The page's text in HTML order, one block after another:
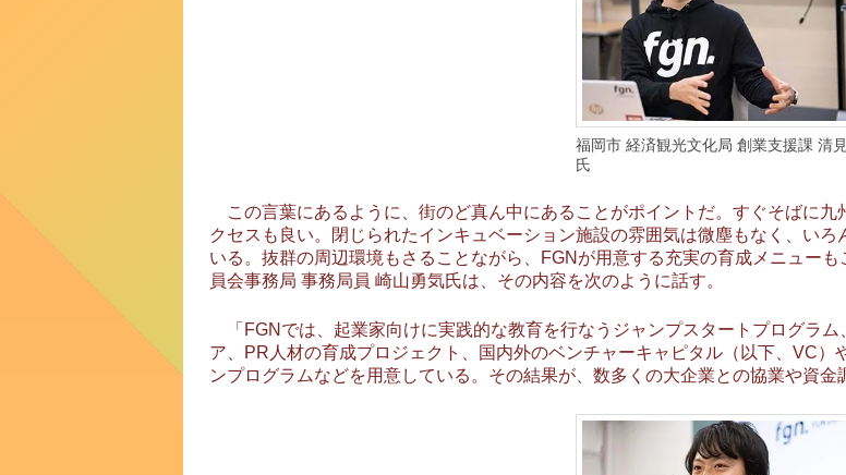
福岡市 経済観光文化局 創業支援課 清
氏
この言葉にあるように、街のど真ん中にあることがポイントだ。すぐそばに
クセスも良い。閉じられたインキュベーション施設の雰囲気は微塵もなく、い
いる。抜群の周辺環境もさることながら、FGNが用意する充実の育成メニュー
員会事務局 事務局員 崎山勇気氏は、その内容を次のように話す。
「FGNでは、起業家向けに実践的な教育を行なうジャンプスタートプログラ
ア、PR人材の育成プロジェクト、国内外のベンチャーキャピタル（以下、VC）
ンプログラムなどを用意している。その結果が、数多くの大企業との協業や資金